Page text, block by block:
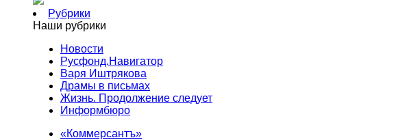
Рубрики
Наши рубрики
Новости
Русфонд.Навигатор
Варя Иштрякова
Драмы в письмах
Жизнь. Продолжение следует
Информбюро
«Коммерсантъ»